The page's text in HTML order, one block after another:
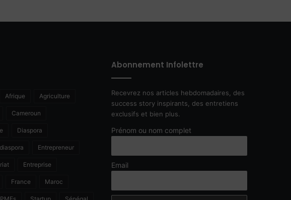
Afrique Agriculture
Cameroun
Diaspora
Entrepreneur
Entreprise
France Maroc
Abonnement Infolettre
Recevrez nos articles hebdomadaires, des
success story inspirants, des entretiens
exclusifs et bien plus.
Prénom ou nom complet
Email